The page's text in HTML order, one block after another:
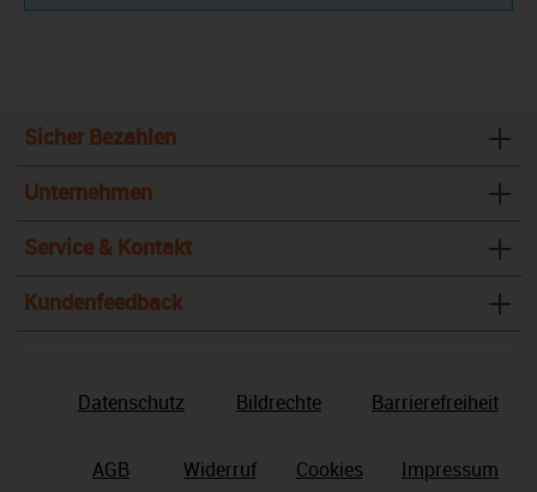
Sicher Bezahlen
Unternehmen
Service & Kontakt
Kundenfeedback
Datenschutz Bildrechte Barrierefreiheit
AGB Widerruf Cookies Impressum